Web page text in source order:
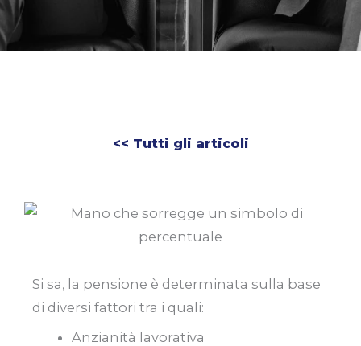
<< Tutti gli articoli
Si sa, la pensione è determinata sulla base
di diversi fattori tra i quali:
Anzianità lavorativa